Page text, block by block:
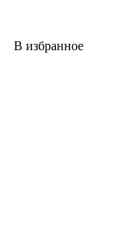
В избранное